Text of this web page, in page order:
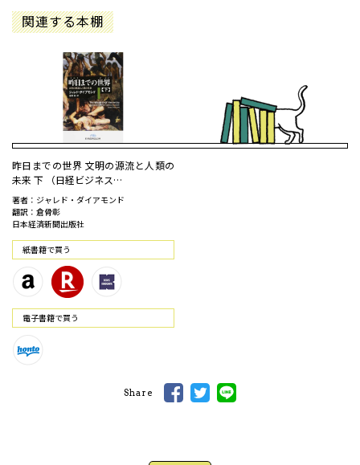
関連する本棚
昨日までの世界 文明の源流と人類の
未来 下 （日経ビジネス…
著者：ジャレド・ダイアモンド
翻訳：倉骨彰
日本経済新聞出版社
紙書籍で買う
電⼦書籍で買う
Share